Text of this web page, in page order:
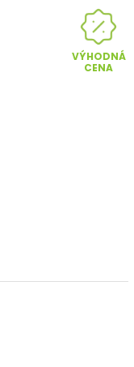
VÝHODNÁ
CENA